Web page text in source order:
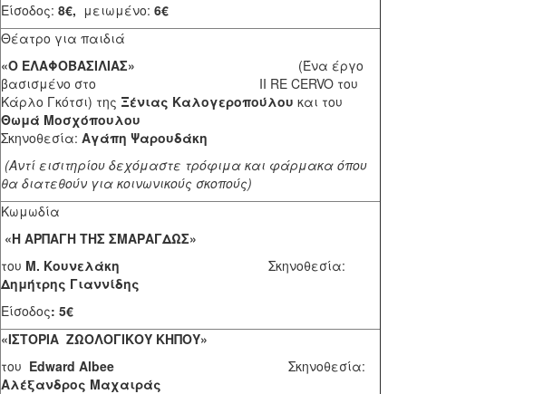
Είσοδος: 8€, μειωμένο: 6€
Θέατρο για παιδιά
«Ο ΕΛΑΦΟΒΑΣΙΛΙΑΣ» (Ένα έργο
βασισμένο στο II RE CERVO του
Κάρλο Γκότσι) της Ξένιας Καλογεροπούλου και του
Θωμά Μοσχόπουλου
Σκηνοθεσία: Αγάπη Ψαρουδάκη
(Αντί εισιτηρίου δεχόμαστε τρόφιμα και φάρμακα όπου
θα διατεθούν για κοινωνικούς σκοπούς)
Κωμωδία
«Η ΑΡΠΑΓΗ ΤΗΣ ΣΜΑΡΑΓΔΩΣ»
του Μ. Κουνελάκη Σκηνοθεσία:
Δημήτρης Γιαννίδης
Είσοδος: 5€
«ΙΣΤΟΡΙΑ ΖΩΟΛΟΓΙΚΟΥ ΚΗΠΟΥ»
του Edward AlbeeΣκηνοθεσία:
Αλέξανδρος Μαχαιράς